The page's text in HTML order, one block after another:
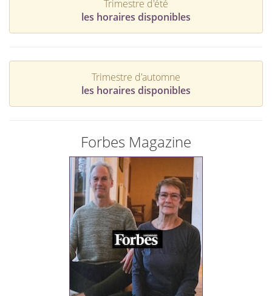
Trimestre d'été
les horaires disponibles
Trimestre d'automne
les horaires disponibles
Forbes Magazine